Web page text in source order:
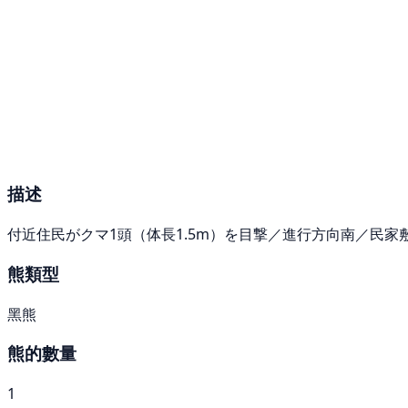
描述
付近住民がクマ1頭（体長1.5m）を目撃／進行方向南／民家
熊類型
黑熊
熊的數量
1